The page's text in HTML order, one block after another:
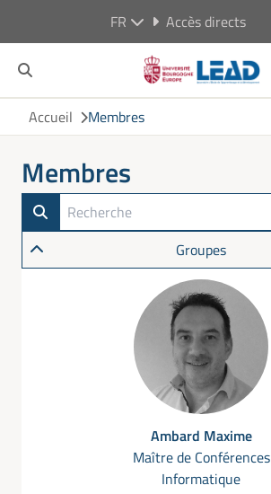
FR Accès directs
Accueil Membres
Membres
Groupes
Ambard Maxime
Maître de Conférences
Informatique